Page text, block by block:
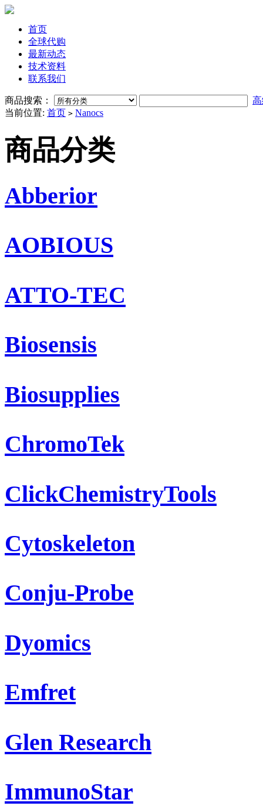
首页
全球代购
最新动态
技术资料
联系我们
商品搜索：
当前位置: 首页 > Nanocs
商品分类
Abberior
AOBIOUS
ATTO-TEC
Biosensis
Biosupplies
ChromoTek
ClickChemistryTools
Cytoskeleton
Conju-Probe
Dyomics
Emfret
Glen Research
ImmunoStar